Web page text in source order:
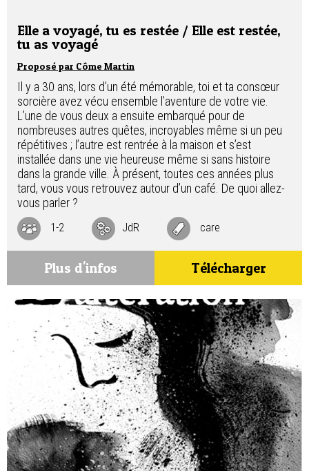
Elle a voyagé, tu es restée / Elle est restée,
tu as voyagé
Proposé par Côme Martin
Il y a 30 ans, lors d’un été mémorable, toi et ta consœur
sorcière avez vécu ensemble l’aventure de votre vie.
L’une de vous deux a ensuite embarqué pour de
nombreuses autres quêtes, incroyables même si un peu
répétitives ; l’autre est rentrée à la maison et s’est
installée dans une vie heureuse même si sans histoire
dans la grande ville. À présent, toutes ces années plus
tard, vous vous retrouvez autour d’un café. De quoi allez-
vous parler ?
1-2 JdR care
Plus d'infos Télécharger